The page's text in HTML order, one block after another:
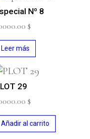
Nº 8
$
Leer más
29
$
Añadir al carrito